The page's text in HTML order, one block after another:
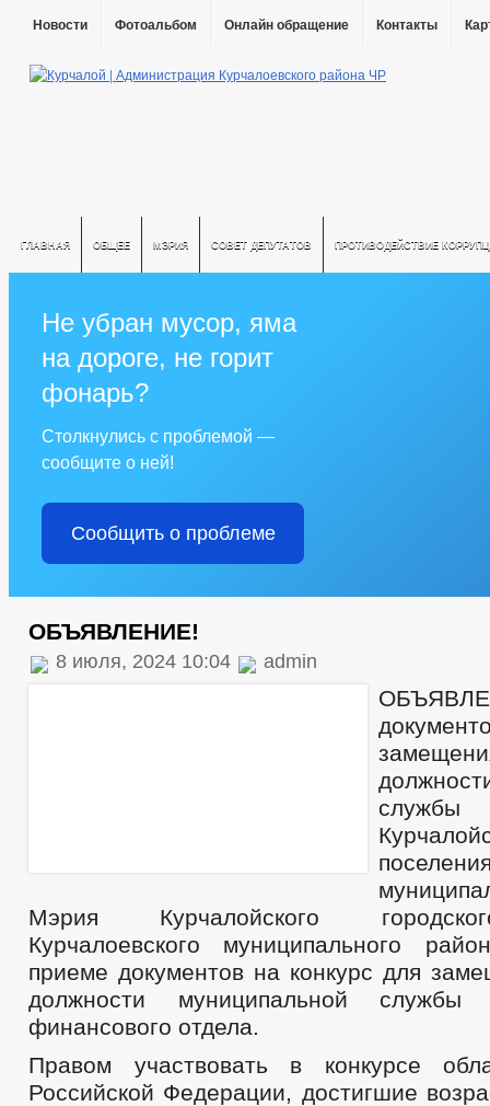
Новости Фотоальбом Онлайн обращение Контакты
ГЛАВНАЯ ОБЩЕЕ МЭРИЯ СОВЕТ ДЕПУТАТОВ ПРОТИВОДЕЙСТВИЕ
Не убран мусор, яма
на дороге, не горит
фонарь?
Столкнулись с проблемой —
сообщите о ней!
Сообщить о проблеме
ОБЪЯВЛЕНИЕ!
8 июля, 2024 10:04 admin
Мэрия Курчалойского
Курчалоевского муниципального
приеме документов на конкурс для
должности муниципальной
финансового отдела.
Правом участвовать в конкурсе
Российской Федерации, достигшие